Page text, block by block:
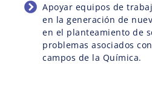
Apoyar equipos de
en la generación de
en el planteamiento de
problemas asociados
campos de la Química.